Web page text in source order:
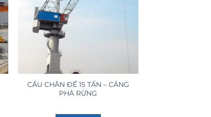
CẨU CHÂN ĐẾ 15 TẤN – CẢNG
PHÀ RỪNG